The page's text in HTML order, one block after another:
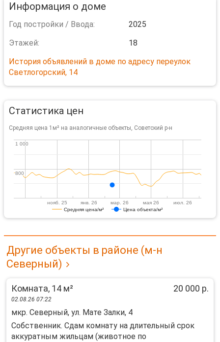
Информация о доме
Год постройки / Ввода:
2025
Этажей:
18
История объявлений в доме по адресу переулок
Светлогорский, 14
Статистика цен
Средняя цена 1м² на аналогичные объекты, Советский р-н
Средняя цена/м² Цена объекта/м²
нояб. 25 янв. 26 мар. 26 мая 26 июл. 26
800
800
1 000
1 000
Другие объекты в районе (м-н
Северный)
Комната, 14 м² 20 000 р.
02.08.26 07:22
мкр. Северный, ул. Мате Залки, 4
Cобcтвенник. Сдaм кoмнaту на длительный срoк
аккуpатным жильцам (животноe пo